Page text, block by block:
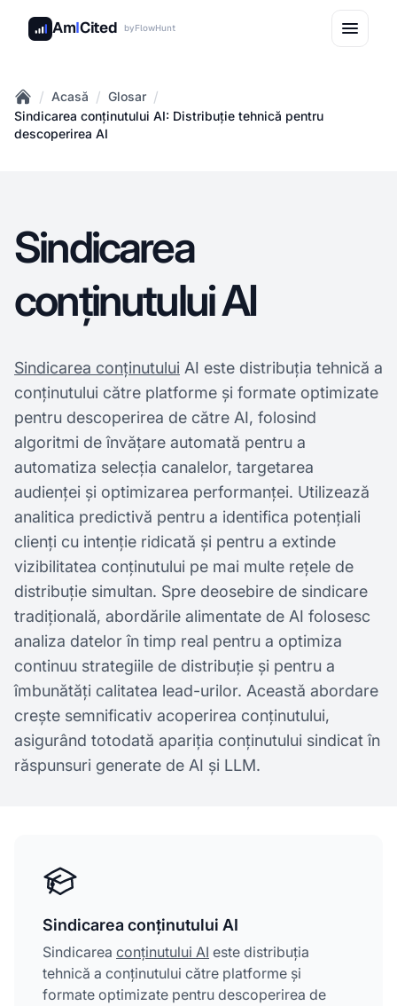
AmICited byFlowHunt
Home
/ Acasă / Glosar /
Sindicarea conținutului AI: Distribuție tehnică pentru
descoperirea AI
Sindicarea
conținutului AI
Sindicarea conținutului AI este distribuția tehnică a
conținutului către platforme și formate optimizate
pentru descoperirea de către AI, folosind
algoritmi de învățare automată pentru a
automatiza selecția canalelor, targetarea
audienței și optimizarea performanței. Utilizează
analitica predictivă pentru a identifica potențiali
clienți cu intenție ridicată și pentru a extinde
vizibilitatea conținutului pe mai multe rețele de
distribuție simultan. Spre deosebire de sindicare
tradițională, abordările alimentate de AI folosesc
analiza datelor în timp real pentru a optimiza
continuu strategiile de distribuție și pentru a
îmbunătăți calitatea lead-urilor. Această abordare
crește semnificativ acoperirea conținutului,
asigurând totodată apariția conținutului sindicat în
răspunsuri generate de AI și LLM.
Sindicarea conținutului AI
Sindicarea conținutului AI este distribuția
tehnică a conținutului către platforme și
formate optimizate pentru descoperirea de